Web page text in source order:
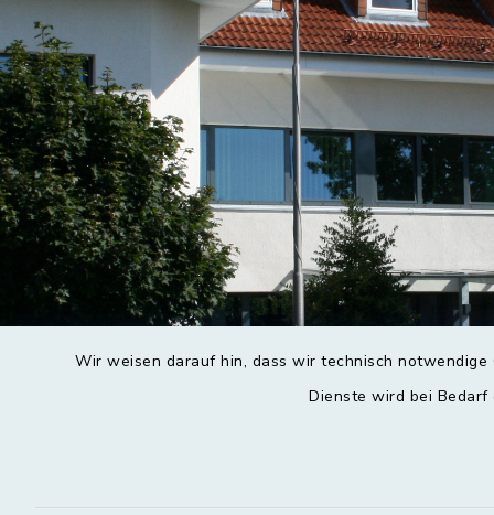
Wir weisen darauf hin, dass wir technisch
Dienste wird bei